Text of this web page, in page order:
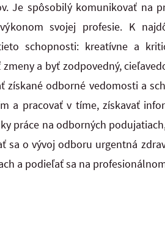
Je spôsobilý komunikovať na
svojej profesie. K
schopnosti: kreatívne a
a byť zodpovedný,
získané odborné vedomosti a
a pracovať v tíme, získavať
práce na odborných
sa o vývoj odboru urgentná
a podieľať sa na